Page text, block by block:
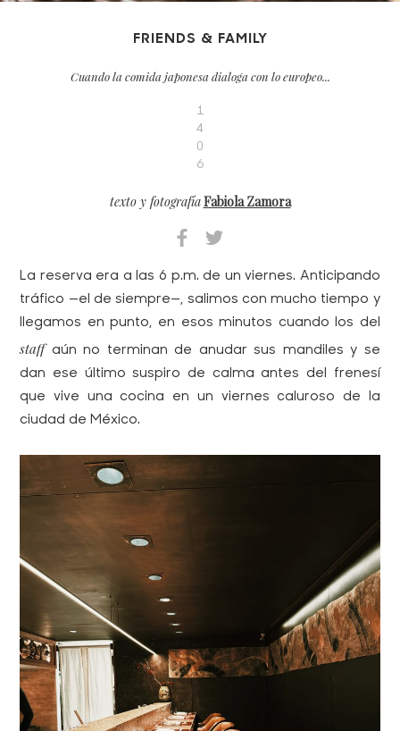
FRIENDS & FAMILY
Cuando la comida japonesa dialoga con lo europeo...
1
4
0
6
texto y fotografíaFabiola Zamora
La reserva era a las 6 p.m. de un viernes. Anticipando
tráfico —el de siempre—, salimos con mucho tiempo y
llegamos en punto, en esos minutos cuando los del
staff aún no terminan de anudar sus mandiles y se
dan ese último suspiro de calma antes del frenesí
que vive una cocina en un viernes caluroso de la
ciudad de México.